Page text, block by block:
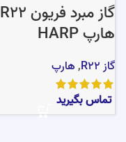
گاز مبرد فریون R22
هارپ HARP
گاز R22 ,هارپ
تماس بگیرید